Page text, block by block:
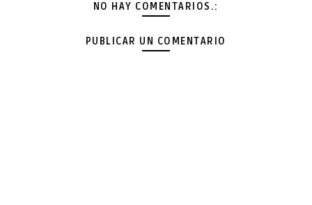
NO HAY COMENTARIOS.:
PUBLICAR UN COMENTARIO